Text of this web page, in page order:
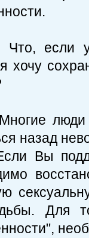
Что, если
хочу
назад
Вы
Для